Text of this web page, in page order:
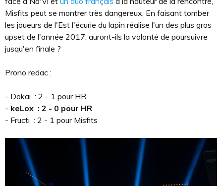
Misfits peut se montrer très dangereux. En faisant tomber
les joueurs de l'Est l'écurie du lapin réalise l'un des plus gros
upset de l'année 2017, auront-ils la volonté de poursuivre
jusqu'en finale ?
Prono redac :
- Dokai : 2 - 1 pour HR
- keLox : 2 - 0 pour HR
- Fructi : 2 - 1 pour Misfits